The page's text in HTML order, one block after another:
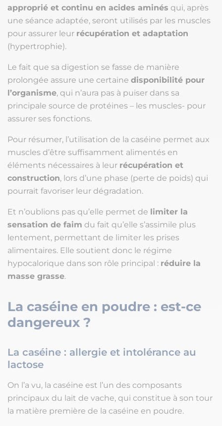
approprié et continu en acides aminés qui, après
une séance adaptée, seront utilisés par les muscles
pour assurer leur récupération et adaptation
(hypertrophie).
Le fait que sa digestion se fasse de manière
prolongée assure une certaine disponibilité pour
l’organisme, qui n’aura pas à puiser dans sa
principale source de protéines – les muscles- pour
assurer ses fonctions.
Pour résumer, l’utilisation de la caséine permet aux
muscles d’être suffisamment alimentés en
éléments nécessaires à leur récupération et
construction, lors d’une phase (perte de poids) qui
pourrait favoriser leur dégradation.
Et n’oublions pas qu’elle permet de limiter la
sensation de faim du fait qu’elle s’assimile plus
lentement, permettant de limiter les prises
alimentaires. Elle soutient donc le régime
hypocalorique dans son rôle principal : réduire la
masse grasse.
La caséine en poudre : est-ce
dangereux ?
La caséine : allergie et intolérance au
lactose
On l’a vu, la caséine est l’un des composants
principaux du lait de vache, qui constitue à son tour
la matière première de la caséine en poudre.